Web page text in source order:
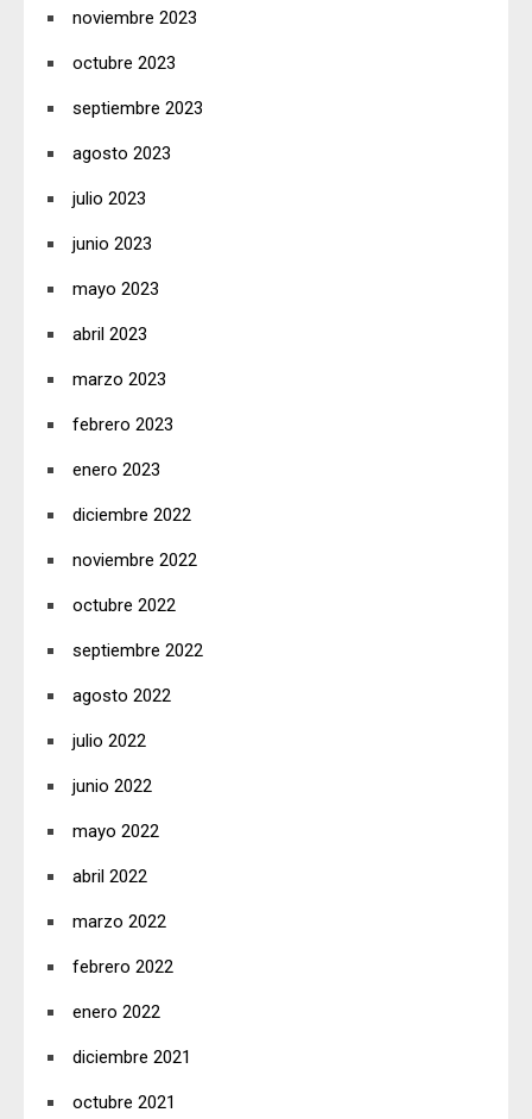
noviembre 2023
octubre 2023
septiembre 2023
agosto 2023
julio 2023
junio 2023
mayo 2023
abril 2023
marzo 2023
febrero 2023
enero 2023
diciembre 2022
noviembre 2022
octubre 2022
septiembre 2022
agosto 2022
julio 2022
junio 2022
mayo 2022
abril 2022
marzo 2022
febrero 2022
enero 2022
diciembre 2021
octubre 2021